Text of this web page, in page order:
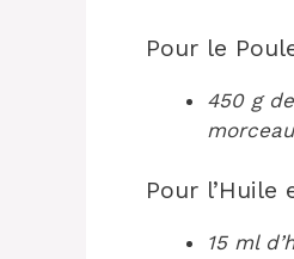
Pour le
450 g
Pour l’Huile
15 ml